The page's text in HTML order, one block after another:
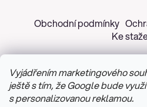
Vyjádřením marketingového
ještě s tím, že Google bude
s personalizovanou reklamou.
Obchodní podmínky
Ke